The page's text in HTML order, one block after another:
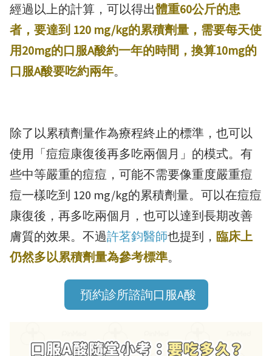
經過以上的計算，可以得出體重60公斤的患
者，要達到 120 mg/kg的累積劑量，需要每天使
用20mg的口服A酸約一年的時間，換算10mg的
口服A酸要吃約兩年。
除了以累積劑量作為療程終止的標準，也可以
使用「痘痘康復後再多吃兩個月」的模式。有
些中等嚴重的痘痘，可能不需要像重度嚴重痘
痘一樣吃到 120 mg/kg的累積劑量。可以在痘痘
康復後，再多吃兩個月，也可以達到長期改善
膚質的效果。不過許茗鈞醫師也提到， 臨床上
仍然多以累積劑量為參考標準。
預約診所諮詢口服A酸